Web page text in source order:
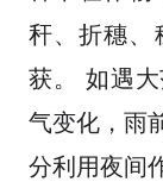
秆、折穗、
获。 如遇
气变化，雨
分利用夜间